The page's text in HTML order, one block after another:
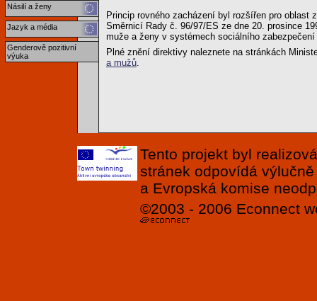
Násilí a ženy
Jazyk a média
Genderově pozitivní
výuka
Princip rovného zacházení byl rozšířen pro oblast
Směrnicí Rady č. 96/97/ES ze dne 20. prosince
muže a ženy v systémech sociálního
Plné znění direktivy naleznete na stránkách
a mužů
Tento projekt byl
stránek odpovídá
a Evropská komise
©2003 - 2006 Econnect